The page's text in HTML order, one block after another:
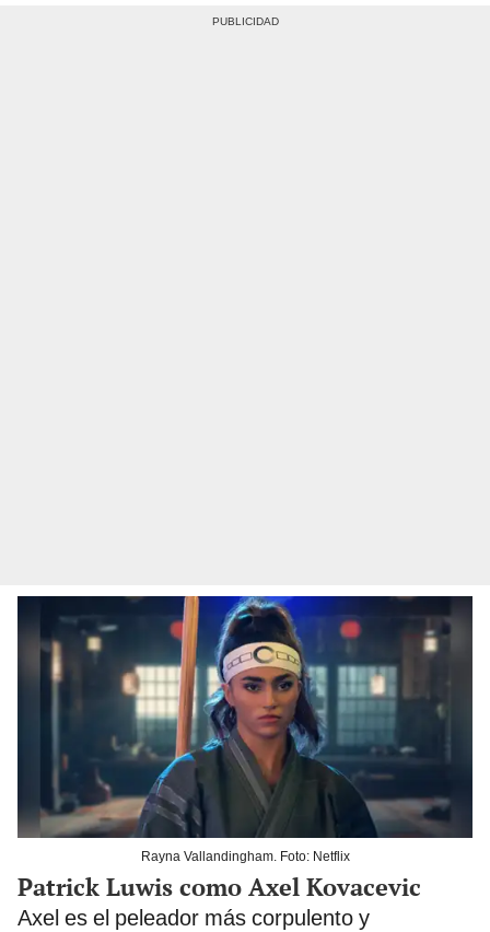
Rayna Vallandingham. Foto: Netflix
Patrick Luwis como Axel Kovacevic
Axel es el peleador más corpulento y